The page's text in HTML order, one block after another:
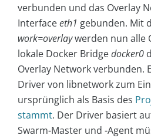
verbunden und das Overlay
Interfaceeth1 gebunden. Mit
work=overlaywerden nun alle
lokale Docker Bridgedocker0
Overlay Network verbunden.
Driver von libnetwork zum
ursprünglich als Basis des
stammt. Der Driver basiert
Swarm-Master und -Agent